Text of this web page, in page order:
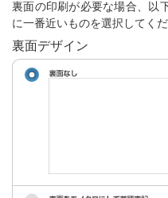
裏面の印刷が必要な場合、以
に一番近いものを選択してくだ
裏面デザイン